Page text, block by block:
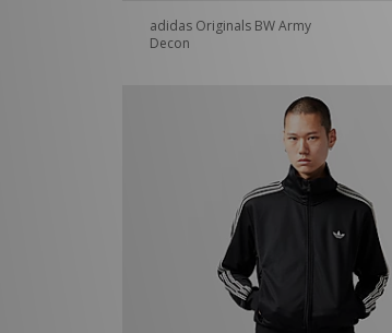
adidas Originals BW Army
Decon